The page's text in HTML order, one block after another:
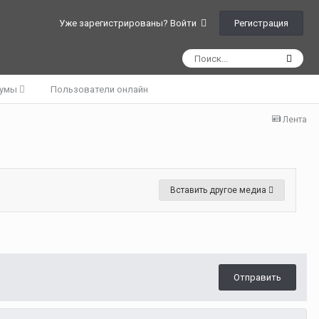
Уже зарегистрированы? Войти Регистрация
Пользователи онлайн
Лента
Вставить другое медиа
Отправить